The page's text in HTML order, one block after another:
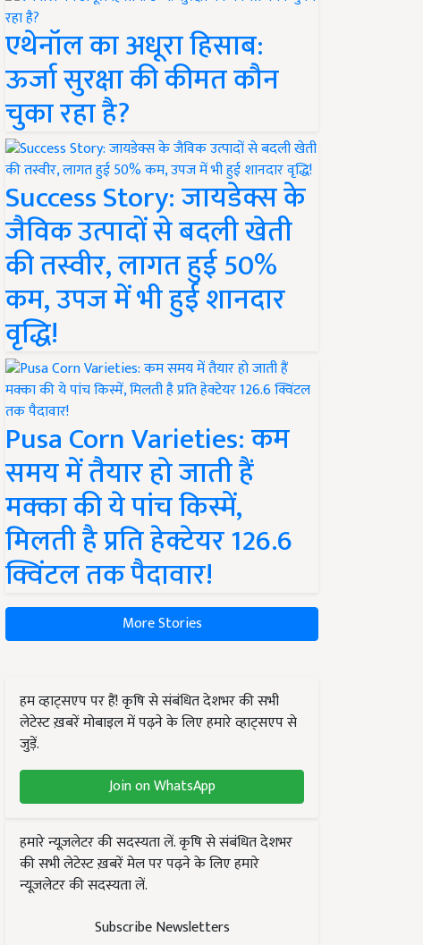
एथेनॉल का अधूरा हिसाब:
ऊर्जा सुरक्षा की कीमत कौन
चुका रहा है?
Success Story: जायडेक्स के
जैविक उत्पादों से बदली खेती
की तस्वीर, लागत हुई 50%
कम, उपज में भी हुई शानदार
वृद्धि!
Pusa Corn Varieties: कम
समय में तैयार हो जाती हैं
मक्का की ये पांच किस्में,
मिलती है प्रति हेक्टेयर 126.6
क्विंटल तक पैदावार!
More Stories
हम व्हाट्सएप पर हैं! कृषि से संबंधित देशभर की सभी
लेटेस्ट ख़बरें मोबाइल में पढ़ने के लिए हमारे व्हाट्सएप से
जुड़ें.
Join on WhatsApp
हमारे न्यूज़लेटर की सदस्यता लें. कृषि से संबंधित देशभर
की सभी लेटेस्ट ख़बरें मेल पर पढ़ने के लिए हमारे
न्यूज़लेटर की सदस्यता लें.
Subscribe Newsletters